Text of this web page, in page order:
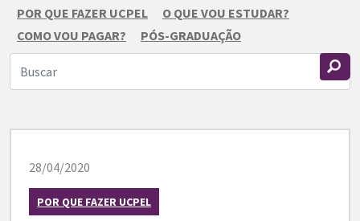
POR QUE FAZER UCPEL
O QUE VOU ESTUDAR?
COMO VOU PAGAR?
PÓS-GRADUAÇÃO
28/04/2020
POR QUE FAZER UCPEL